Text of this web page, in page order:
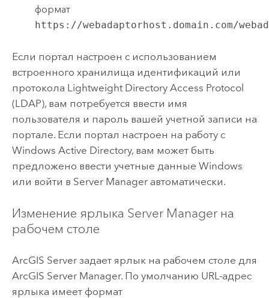
формат
https://webadaptorhost.domain.com/
Если портал настроен с использованием
встроенного хранилища идентификаций или
протокола Lightweight Directory Access Protocol
(LDAP), вам потребуется ввести имя
пользователя и пароль вашей учетной записи на
портале. Если портал настроен на работу с
Windows Active Directory, вам может быть
предложено ввести учетные данные Windows
или войти в Server Managerавтоматически.
Изменение ярлыка Server Managerна
рабочем столе
ArcGIS Serverзадает ярлык на рабочем столе для
ArcGIS Server Manager. По умолчанию URL-адрес
ярлыка имеет формат